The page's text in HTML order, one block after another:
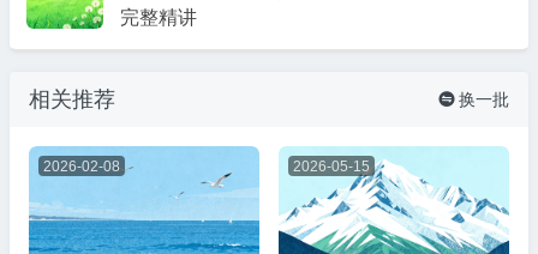
完整精讲
相关推荐  换一批
2026-02-08 2026-05-15